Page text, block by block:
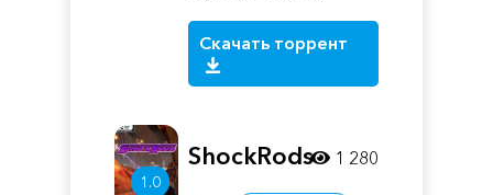
Скачать торрент
1.0
ShockRods 1 280